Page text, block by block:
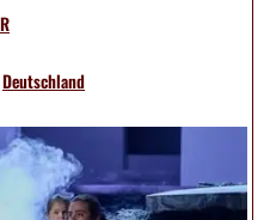
Deutschland